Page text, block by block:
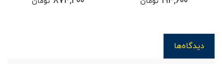
دیدگاه‌ها